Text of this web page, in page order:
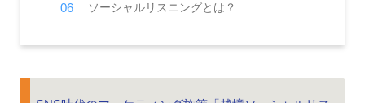
ソーシャルリスニングとは？